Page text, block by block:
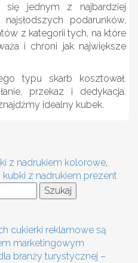
się jednym z najbardziej
podarunków,
z kategorii tych, na które
i chroni jak największe
typu skarb kosztował.
przekaz i dedykacja.
idealny kubek.
z nadrukiem kolorowe,
kubki z nadrukiem prezent
cukierki reklamowe są
marketingowym
branży turystycznej –